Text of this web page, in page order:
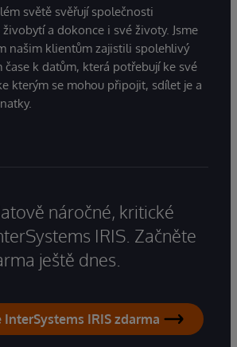
světě svěřují společnosti
a dokonce i své životy. Jsme
našim klientům zajistili spolehlivý
čase k datům, která potřebují ke své
kterým se mohou připojit, sdílet je a
náročné, kritické
IRIS. Začněte
ještě dnes.
InterSystems IRIS zdarma